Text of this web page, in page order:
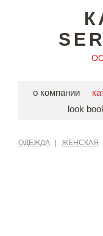
о компании
look
ОДЕЖДА ЖЕНСКАЯ